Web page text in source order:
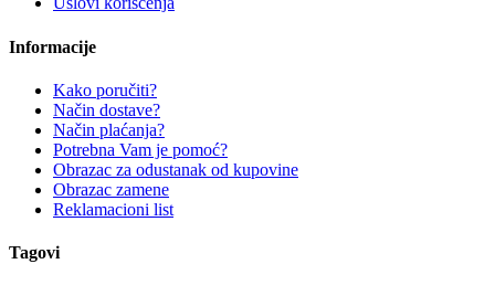
Informacije
Kako poručiti?
Način dostave?
Način plaćanja?
Potrebna Vam je pomoć?
Obrazac za odustanak od kupovine
Obrazac zamene
Reklamacioni list
Tagovi